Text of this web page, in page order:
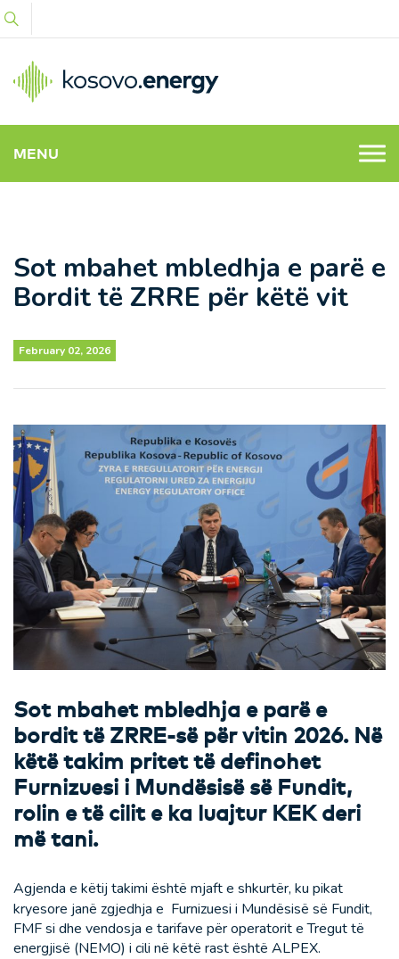
MENU
Sot mbahet mbledhja e parë e
Bordit të ZRRE për këtë vit
February 02, 2026
Sot mbahet mbledhja e parë e
bordit të ZRRE-së për vitin 2026. Në
këtë takim pritet të definohet
Furnizuesi i Mundësisë së Fundit,
rolin e të cilit e ka luajtur KEK deri
më tani.
Agjenda e këtij takimi është mjaft e shkurtër, ku pikat
kryesore janë zgjedhja e Furnizuesi i Mundësisë së Fundit,
FMF si dhe vendosja e tarifave për operatorit e Tregut të
energjisë (NEMO) i cili në këtë rast është ALPEX.